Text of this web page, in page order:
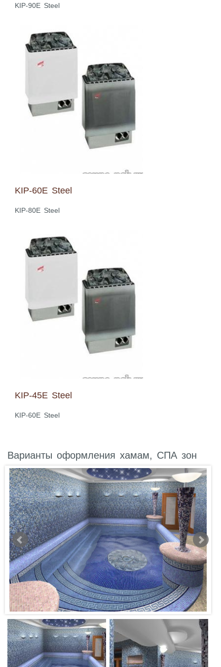
KIP-90E Steel
KIP-60E Steel
KIP-80E Steel
KIP-45E Steel
KIP-60E Steel
Варианты оформления хамам, СПА зон